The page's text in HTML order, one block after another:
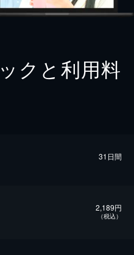
クと利用料
31日間
2,189円
（税込）